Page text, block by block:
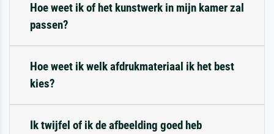
Hoe weet ik of het kunstwerk in mijn kamer zal
passen?
Hoe weet ik welk afdrukmateriaal ik het best
kies?
Ik twijfel of ik de afbeelding goed heb